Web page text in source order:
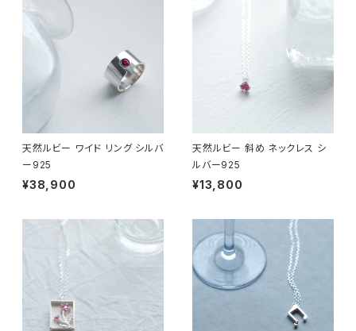
天然ルビー ワイド リング シルバ
ー925
¥38,900
天然ルビー 斜め ネックレス シ
ルバー925
¥13,800